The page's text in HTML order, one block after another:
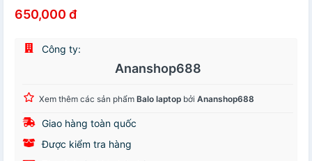
650,000 đ
Công ty:
Ananshop688
Xem thêm các sản phẩm Balo laptop bởi Ananshop688
Giao hàng toàn quốc
Được kiểm tra hàng